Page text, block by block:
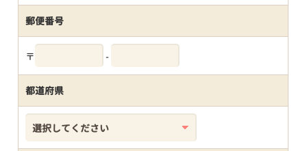
郵便番号
〒 -
都道府県